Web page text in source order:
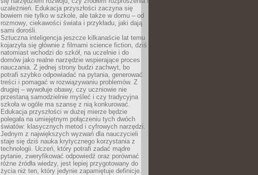
uzależnień. Edukacja przyszłości zaczyna się
bowiem nie tylko w szkole, ale także w domu – od
rozmowy, ciekawości świata i przykładu, jaki dają
sami dorośli.
Sztuczna inteligencja jeszcze kilkanaście lat temu
kojarzyła się głównie z filmami science fiction, dziś
natomiast wchodzi do szkół, na uczelnie i do
domów jako realne narzędzie wspierające proces
nauczania. Z jednej strony budzi zachwyt, bo
potrafi szybko odpowiadać na pytania, generować
treści i pomagać w rozwiązywaniu problemów. Z
drugiej – wywołuje obawy, czy uczniowie nie
przestaną samodzielnie myśleć i czy tradycyjna
szkoła w ogóle ma szansę z nią konkurować.
Edukacja przyszłości w dużej mierze będzie
polegała na umiejętnym połączeniu tych dwóch
światów: klasycznych metod i cyfrowych narzędzi.
Jednym z największych wyzwań dla nauczycieli
staje się dziś nauka krytycznego korzystania z
technologii. Uczeń, który potrafi zadać mądre
pytanie, zweryfikować odpowiedź oraz porównać
różne źródła wiedzy, jest lepiej przygotowany do
życia niż ten, który jedynie zapamiętuje definicje.